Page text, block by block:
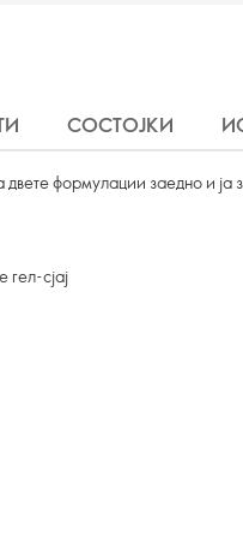
СОСТОЈКИ
двете формулации заедно и ја
сјај